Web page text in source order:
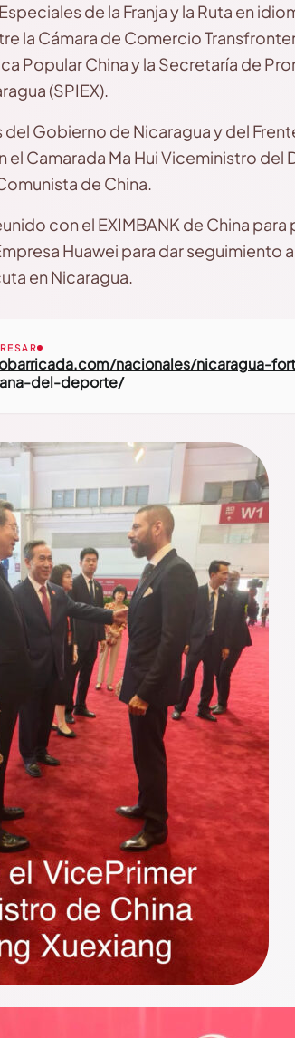
de la Franja y la Ruta en
la Cámara de Comercio
Popular China y la Secretaría de
(SPIEX).
Gobierno de Nicaragua y del
el Camarada Ma Hui Viceministro
de China.
con el EXIMBANK de China
Huawei para dar
en Nicaragua.
nacionales/nicaragua-
del-deporte/